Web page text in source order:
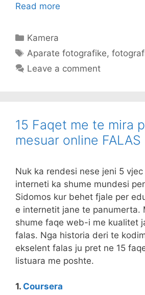
Read more
Categories
Kamera
Tags
Aparate fotografike,
Leave a comment
15 Faqet me te mira
mesuar online FALAS
Nuk ka rendesi nese jeni 5
interneti ka shume mundesi
Sidomos kur behet fjale per
e internetit jane te panumerta.
shume faqe web-i me kualitet
falas. Nga historia deri te
ekselent falas ju pret ne 15
listuara me poshte.
1. Coursera